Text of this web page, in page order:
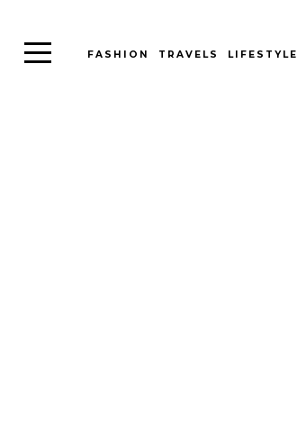
FASHION TRAVELS LIFESTYLE